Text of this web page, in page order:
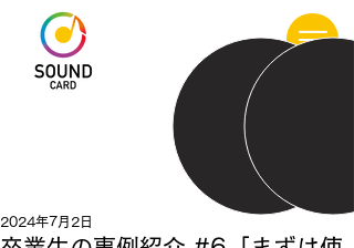
2024年7月2日